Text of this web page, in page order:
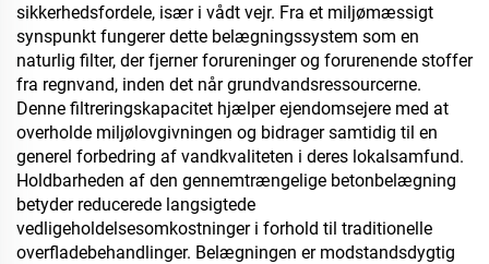
sikkerhedsfordele, især i vådt vejr. Fra et miljømæssigt
synspunkt fungerer dette belægningssystem som en
naturlig filter, der fjerner forureninger og forurenende stoffer
fra regnvand, inden det når grundvandsressourcerne.
Denne filtreringskapacitet hjælper ejendomsejere med at
overholde miljølovgivningen og bidrager samtidig til en
generel forbedring af vandkvaliteten i deres lokalsamfund.
Holdbarheden af den gennemtrængelige betonbelægning
betyder reducerede langsigtede
vedligeholdelsesomkostninger i forhold til traditionelle
overfladebehandlinger. Belægningen er modstandsdygtig